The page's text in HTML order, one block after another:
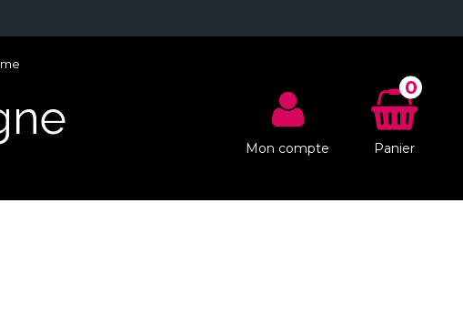
Mon compte Panier
0